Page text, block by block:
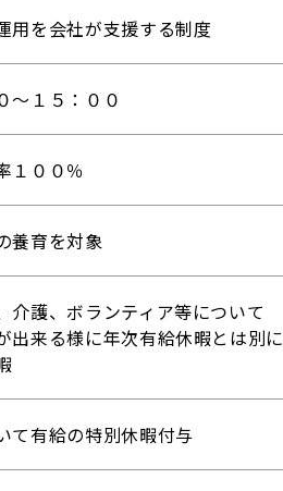
用を会社が支援する制度
～１５：００
１００％
養育を対象
介護、ボランティア等について
出来る様に年次有給休暇とは別に
て有給の特別休暇付与